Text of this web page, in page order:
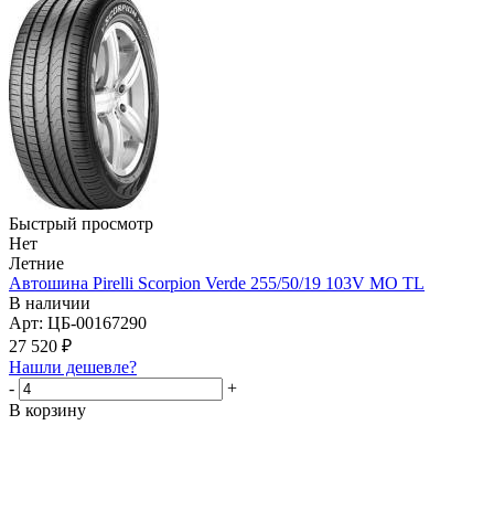
Быстрый просмотр
Нет
Летние
Автошина Pirelli Scorpion Verde 255/50/19 103V MO TL
В наличии
Арт: ЦБ-00167290
27 520 ₽
Нашли дешевле?
-
+
В корзину